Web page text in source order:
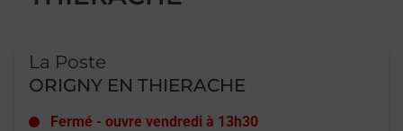
La Poste
ORIGNY EN THIERACHE
Fermé - ouvre vendredi à 13h30